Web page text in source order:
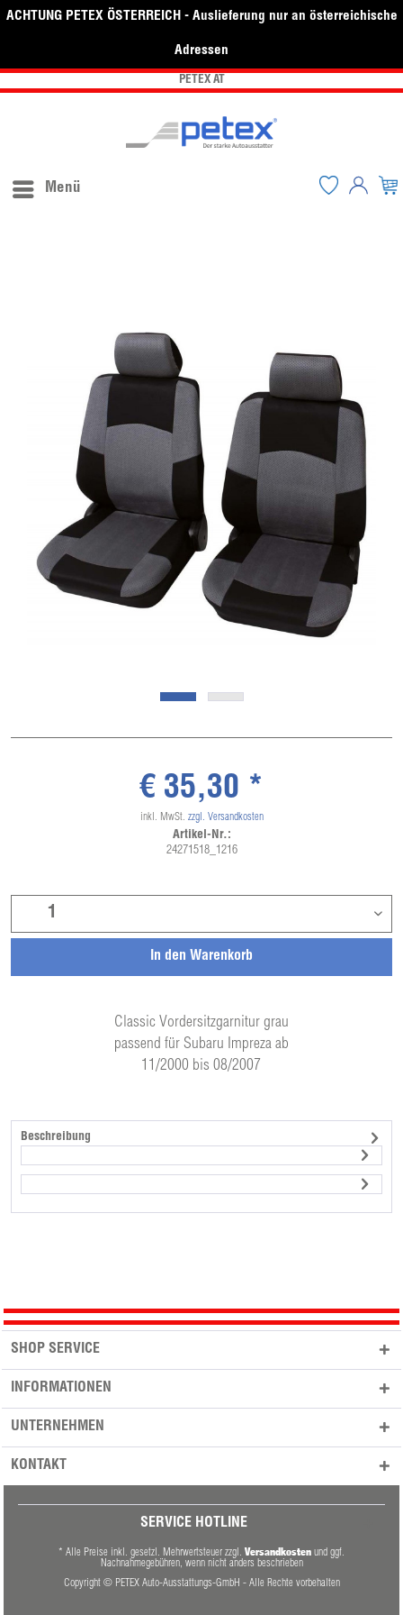
ACHTUNG PETEX ÖSTERREICH - Auslieferung nur an österreichische
Adressen
PETEX AT
Menü
Classic Vordersitzgarnitur grau
passend für Subaru Impreza ab
11/2000 bis 08/2007
In den Warenkorb
€ 35,30 *
inkl. MwSt. zzgl. Versandkosten
Artikel-Nr.:
24271518_1216
Beschreibung
SHOP SERVICE
INFORMATIONEN
UNTERNEHMEN
KONTAKT
SERVICE HOTLINE
* Alle Preise inkl. gesetzl. Mehrwertsteuer zzgl. Versandkosten und ggf.
Nachnahmegebühren, wenn nicht anders beschrieben
Copyright © PETEX Auto-Ausstattungs-GmbH - Alle Rechte vorbehalten